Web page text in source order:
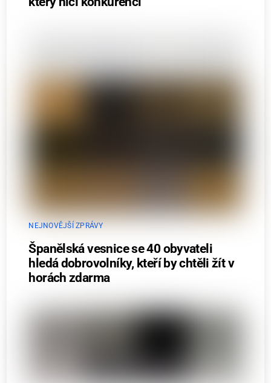
NEJNOVĚJŠÍ ZPRÁVY
Španělská vesnice se 40 obyvateli
hledá dobrovolníky, kteří by chtěli žít v
horách zdarma